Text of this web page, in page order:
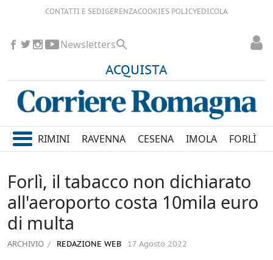
CONTATTI E SEDIGERENZACOOKIES POLICYEDICOLA
ACQUISTA
Newsletters
RIMINI RAVENNA CESENA IMOLA FORLÌ
Forlì, il tabacco non dichiarato
all'aeroporto costa 10mila euro
di multa
ARCHIVIO REDAZIONE WEB 17 Agosto 2022